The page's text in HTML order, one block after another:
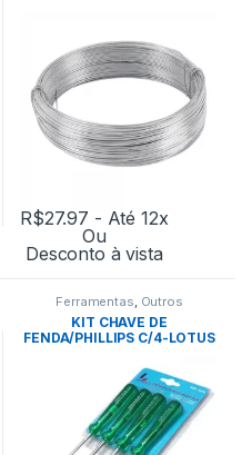
R$27.97 - Até 12x
Ou
Desconto à vista
Ferramentas, Outros
KIT CHAVE DE
FENDA/PHILLIPS C/4-LOTUS